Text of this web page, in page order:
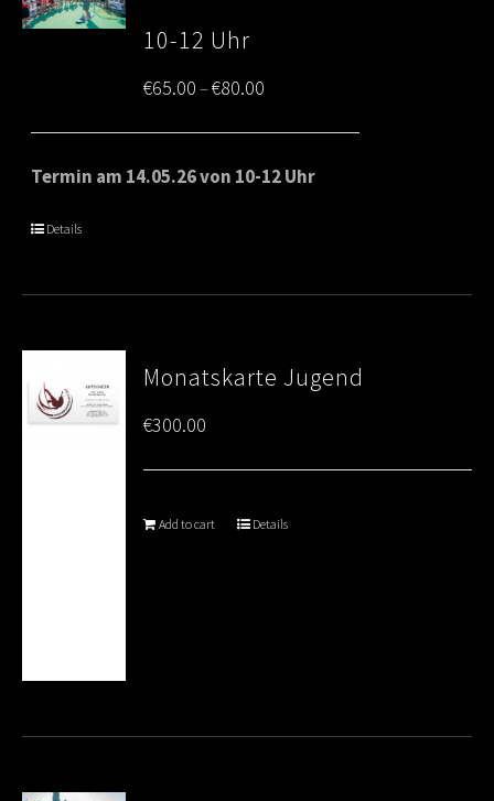
10-12 Uhr
€65.00–€80.00
range:
€65.00
Termin am 14.05.26 von 10-12 Uhr
Details
Monatskarte Jugend
€300.00
Add to cart Details